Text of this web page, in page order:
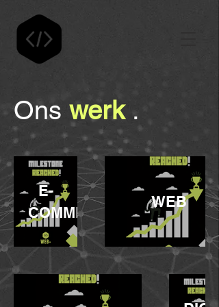
Ons werk.
E-
COMMERCE
WEB